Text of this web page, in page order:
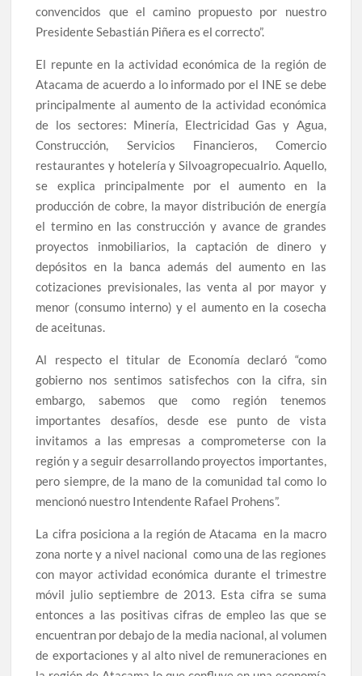
convencidos que el camino propuesto por nuestro
Presidente Sebastián Piñera es el correcto”.
El repunte en la actividad económica de la región de
Atacama de acuerdo a lo informado por el INE se debe
principalmente al aumento de la actividad económica
de los sectores: Minería, Electricidad Gas y Agua,
Construcción, Servicios Financieros, Comercio
restaurantes y hotelería y Silvoagropecualrio. Aquello,
se explica principalmente por el aumento en la
producción de cobre, la mayor distribución de energía
el termino en las construcción y avance de grandes
proyectos inmobiliarios, la captación de dinero y
depósitos en la banca además del aumento en las
cotizaciones previsionales, las venta al por mayor y
menor (consumo interno) y el aumento en la cosecha
de aceitunas.
Al respecto el titular de Economía declaró “como
gobierno nos sentimos satisfechos con la cifra, sin
embargo, sabemos que como región tenemos
importantes desafíos, desde ese punto de vista
invitamos a las empresas a comprometerse con la
región y a seguir desarrollando proyectos importantes,
pero siempre, de la mano de la comunidad tal como lo
mencionó nuestro Intendente Rafael Prohens”.
La cifra posiciona a la región de Atacama en la macro
zona norte y a nivel nacional como una de las regiones
con mayor actividad económica durante el trimestre
móvil julio septiembre de 2013. Esta cifra se suma
entonces a las positivas cifras de empleo las que se
encuentran por debajo de la media nacional, al volumen
de exportaciones y al alto nivel de remuneraciones en